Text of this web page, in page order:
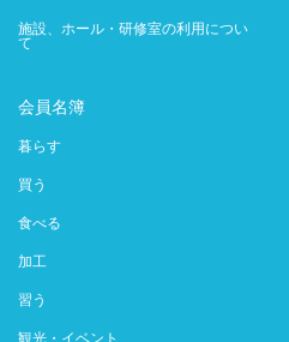
施設、ホール・研修室の利用につい
て
会員名簿
暮らす
買う
食べる
加工
習う
観光・イベント